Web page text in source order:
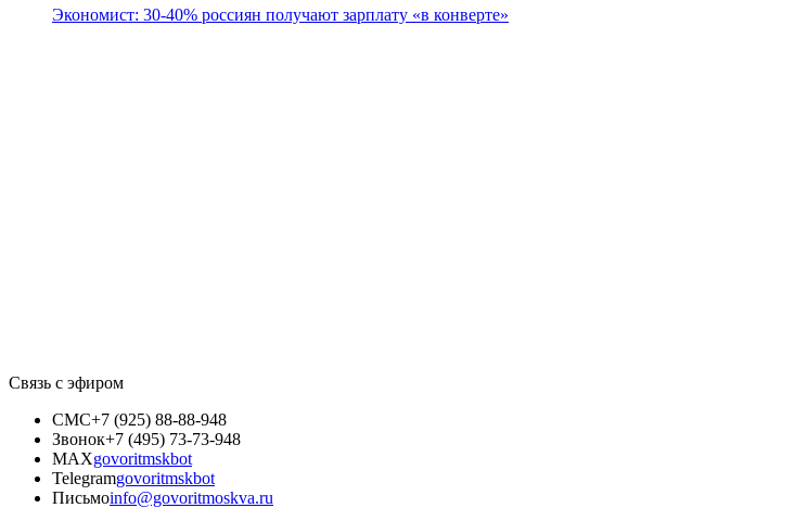
Экономист: 30-40% россиян получают зарплату «в конверте»
Связь с эфиром
СМС+7 (925) 88-88-948
Звонок+7 (495) 73-73-948
MAXgovoritmskbot
Telegramgovoritmskbot
Письмоinfo@govoritmoskva.ru